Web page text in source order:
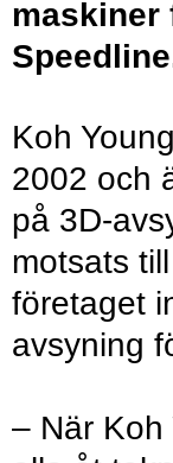
maskiner
Koh
2002 och
på 3D-
motsats
företaget
avsyning
– När Koh